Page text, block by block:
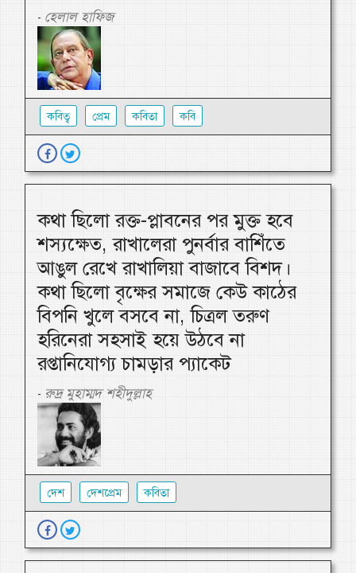
- হেলাল হাফিজ
কবিত্ব প্রেম কবিতা কবি
কথা ছিলো রক্ত-প্লাবনের পর মুক্ত হবে
শস্যক্ষেত, রাখালেরা পুনর্বার বাশিঁতে
আঙুল রেখে রাখালিয়া বাজাবে বিশদ।
কথা ছিলো বৃক্ষের সমাজে কেউ কাঠের
বিপনি খুলে বসবে না, চিত্রল তরুণ
হরিনেরা সহসাই হয়ে উঠবে না
রপ্তানিযোগ্য চামড়ার প্যাকেট
- রুদ্র মুহাম্মদ শহীদুল্লাহ
দেশ দেশপ্রেম কবিতা